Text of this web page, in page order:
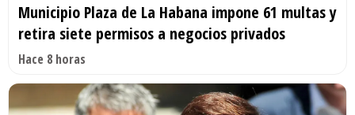
Municipio Plaza de La Habana impone 61 multas y
retira siete permisos a negocios privados
Hace 8 horas